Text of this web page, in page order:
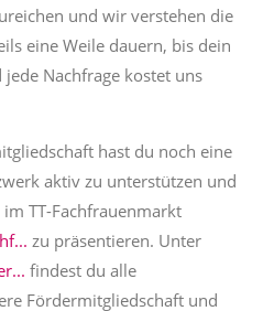
und wir verstehen die
eine Weile dauern, bis dein
Nachfrage kostet uns
hast du noch eine
aktiv zu unterstützen und
TT-Fachfrauenmarkt
zu präsentieren. Unter
findest du alle
Fördermitgliedschaft und